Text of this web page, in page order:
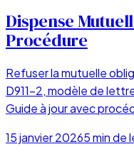
Dispense
Procédure
Refuser la mutuelle
D911-2, modèle de
Guide à jour avec
15 janvier 20265min de